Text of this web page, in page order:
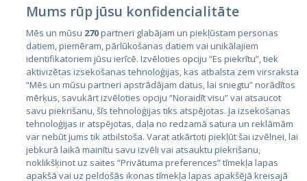
Страны
Эстония
Латвия
Литва
Mums rūp jūsu konfidencialitāte
Mēs un mūsu 270partneri glabājam un piekļūstam personas
datiem, piemēram, pārlūkošanas datiem vai unikālajiem
identifikatoriem jūsu ierīcē. Izvēloties opciju “Es piekrītu”, tiek
aktivizētas izsekošanas tehnoloģijas, kas atbalsta zem virsraksta
“Mēs un mūsu partneri apstrādājam datus, lai sniegtu” norādītos
mērķus, savukārt izvēloties opciju “Noraidīt visu” vai atsaucot
savu piekrišanu, šīs tehnoloģijas tiks atspējotas. Ja izsekošanas
tehnoloģijas ir atspējotas, daļa no redzamā satura un reklāmām
var nebūt jums tik atbilstoša. Varat atkārtoti piekļūt šai izvēlnei, lai
jebkurā laikā mainītu savu izvēli vai atsauktu piekrišanu,
noklikšķinot uz saites “Privātuma preferences” tīmekļa lapas
apakšā vai uz peldošās ikonas tīmekļa lapas apakšējā kreisajā